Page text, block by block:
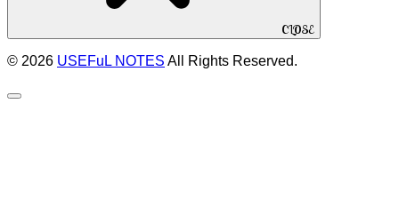
CLOSE
© 2026 USEFuL NOTES All Rights Reserved.